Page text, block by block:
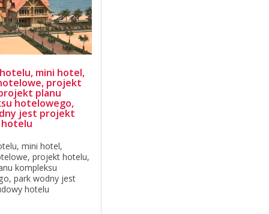
mini hotel,
projekt
planu
hotelowego,
jest projekt
mini hotel,
projekt hotelu,
kompleksu
park wodny jest
hotelu
aktywnie rozwija. Ci,
są